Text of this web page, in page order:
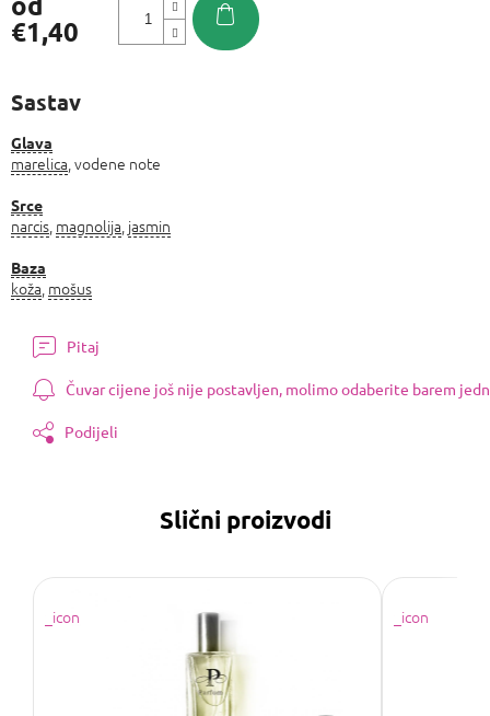
€1,40
Sastav
Glava
marelica , vodene note
Srce
narcis magnolija jasmin
Baza
koža mošus
Pitaj
Čuvar cijene još nije postavljen, molimo odaberite barem
Podijeli
Slični proizvodi